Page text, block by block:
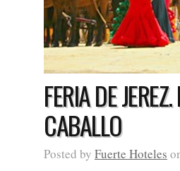
FERIA DE
CABALLO
Posted by Fuerte Hoteles